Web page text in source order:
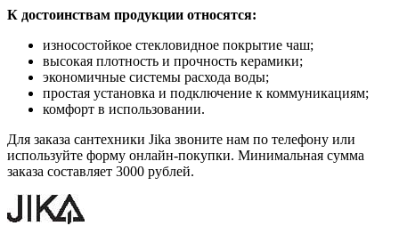
К достоинствам продукции относятся:
износостойкое стекловидное покрытие чаш;
высокая плотность и прочность керамики;
экономичные системы расхода воды;
простая установка и подключение к коммуникациям;
комфорт в использовании.
Для заказа сантехники Jika звоните нам по телефону или
используйте форму онлайн-покупки. Минимальная сумма
заказа составляет 3000 рублей.